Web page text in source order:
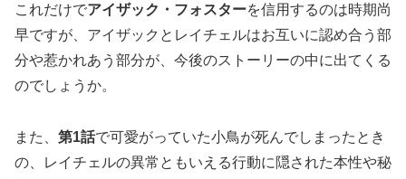
これだけでアイザック・フォスターを信用するのは時期尚
早ですが、アイザックとレイチェルはお互いに認め合う部
分や惹かれあう部分が、今後のストーリーの中に出てくる
のでしょうか。
また、 第1話で可愛がっていた小鳥が死んでしまったとき
の、
レイチェルの異常ともいえる行動に隠された本性や秘